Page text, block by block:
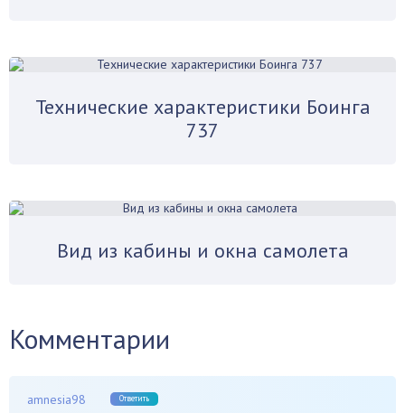
Технические характеристики Боинга
737
Вид из кабины и окна самолета
Комментарии
amnesia98 Ответить